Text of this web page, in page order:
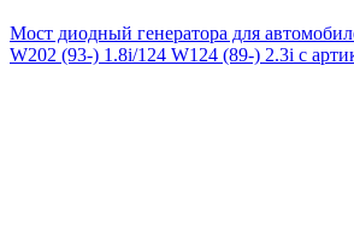
Мост диодный генератора для
W202 (93-) 1.8i/124 W124 (89-) 2.3i с